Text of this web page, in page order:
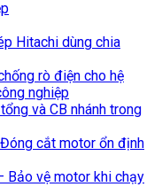
Hitachi dùng chia
rò điện cho hệ
nghiệp
và CB nhánh trong
cắt motor ổn định
Bảo vệ motor khi chạy